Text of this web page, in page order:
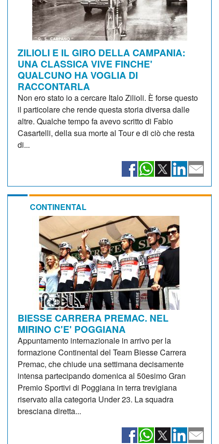
ZILIOLI E IL GIRO DELLA CAMPANIA:
UNA CLASSICA VIVE FINCHE'
QUALCUNO HA VOGLIA DI
RACCONTARLA
Non ero stato io a cercare Italo Zilioli. È forse questo
il particolare che rende questa storia diversa dalle
altre. Qualche tempo fa avevo scritto di Fabio
Casartelli, della sua morte al Tour e di ciò che resta
di...
CONTINENTAL
BIESSE CARRERA PREMAC. NEL
MIRINO C'E' POGGIANA
Appuntamento internazionale in arrivo per la
formazione Continental del Team Biesse Carrera
Premac, che chiude una settimana decisamente
intensa partecipando domenica al 50esimo Gran
Premio Sportivi di Poggiana in terra trevigiana
riservato alla categoria Under 23. La squadra
bresciana diretta...